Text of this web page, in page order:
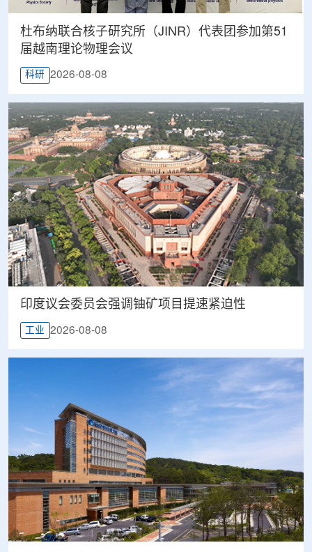
杜布纳联合核子研究所（JINR）代表团参加第51
届越南理论物理会议
科研 2026-08-08
印度议会委员会强调铀矿项目提速紧迫性
工业 2026-08-08